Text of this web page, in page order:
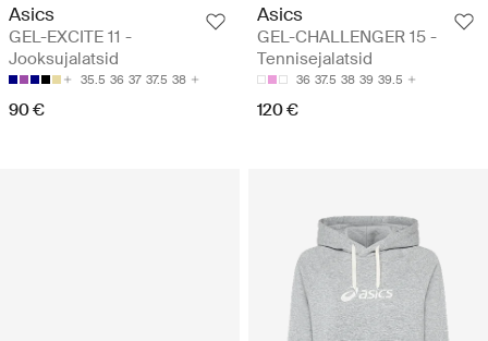
Asics
GEL-EXCITE 11 -
Jooksujalatsid
35.5 36 37 37.5 38
90 €
Asics
GEL-CHALLENGER 15 -
Tennisejalatsid
36 37.5 38 39 39.5
120 €